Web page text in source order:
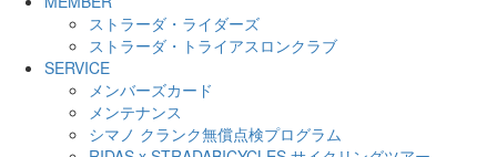
ストラーダ・ライダーズ
ストラーダ・トライアスロンクラブ
SERVICE
メンバーズカード
メンテナンス
シマノ クランク無償点検プログラム